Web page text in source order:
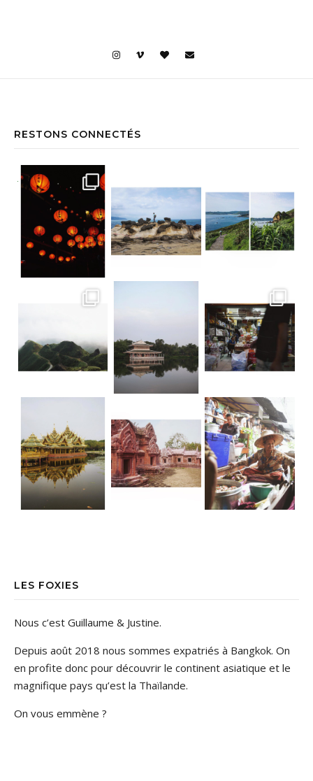
RESTONS CONNECTÉS
Jiufen • Taïwan Comme un air de Miyaz
• Floating market TGIF ! La bonne nou
LES FOXIES
Nous c’est Guillaume & Justine.
Depuis août 2018 nous sommes expatriés à Bangkok. On
en profite donc pour découvrir le continent asiatique et le
magnifique pays qu’est la Thaïlande.
On vous emmène ?